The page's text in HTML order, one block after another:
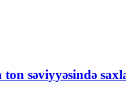
ton səviyyəsində